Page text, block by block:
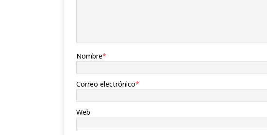
Nombre*
Correo electrónico*
Web